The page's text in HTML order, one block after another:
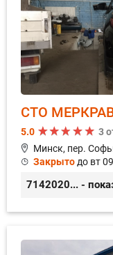
СТО
5.0
3
Минск, пер.
Закрыто до вт
7142020... -